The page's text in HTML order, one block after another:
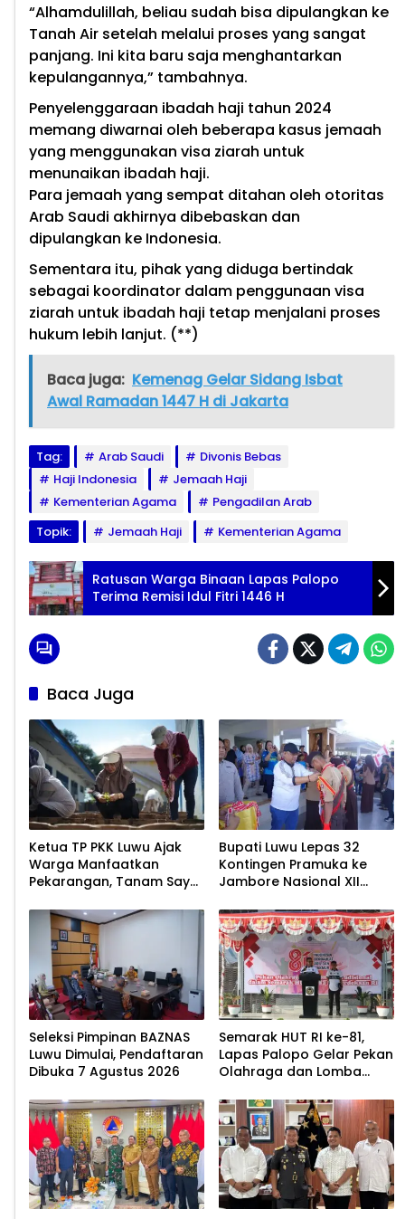
“Alhamdulillah, beliau sudah bisa dipulangkan ke
Tanah Air setelah melalui proses yang sangat
panjang. Ini kita baru saja menghantarkan
kepulangannya,” tambahnya.
Penyelenggaraan ibadah haji tahun 2024
memang diwarnai oleh beberapa kasus jemaah
yang menggunakan visa ziarah untuk
menunaikan ibadah haji.
Para jemaah yang sempat ditahan oleh otoritas
Arab Saudi akhirnya dibebaskan dan
dipulangkan ke Indonesia.
Sementara itu, pihak yang diduga bertindak
sebagai koordinator dalam penggunaan visa
ziarah untuk ibadah haji tetap menjalani proses
hukum lebih lanjut. (**)
Baca juga: Kemenag Gelar Sidang Isbat
Awal Ramadan 1447 H di Jakarta
Tag: Arab Saudi
Divonis Bebas
Haji Indonesia
Jemaah Haji
Kementerian Agama
Pengadilan Arab
Topik:
Jemaah Haji Kementerian Agama
Ratusan Warga Binaan Lapas Palopo
Terima Remisi Idul Fitri 1446 H
Baca Juga
Ketua TP PKK Luwu Ajak
Warga Manfaatkan
Pekarangan, Tanam Sayur
Bupati Luwu Lepas 32
Kontingen Pramuka ke
Jambore Nasional XII
Seleksi Pimpinan BAZNAS
Luwu Dimulai, Pendaftaran
Dibuka 7 Agustus 2026
Semarak HUT RI ke-81,
Lapas Palopo Gelar Pekan
Olahraga dan Lomba